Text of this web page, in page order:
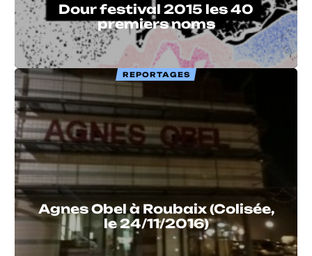
Dour festival 2015 les 40
premiers noms
REPORTAGES
Agnes Obel à Roubaix (Colisée,
le 24/11/2016)